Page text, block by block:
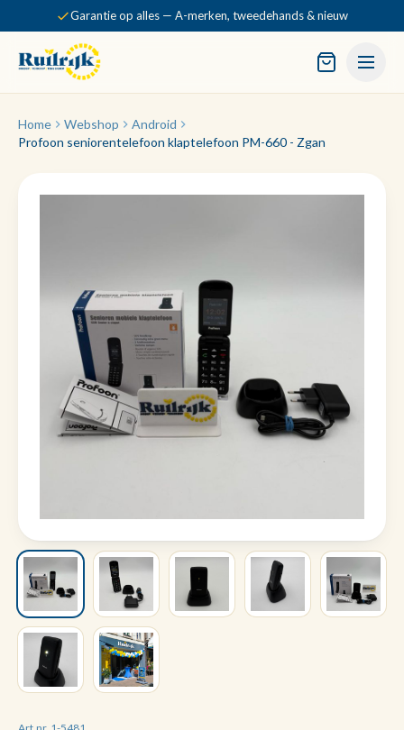
Garantie op alles — A-merken, tweedehands & nieuw
Home Webshop
Android
Profoon seniorentelefoon klaptelefoon PM-660 - Zgan